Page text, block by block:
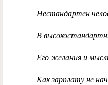
Нестандартен
В
Его желания и
Как зарплату не